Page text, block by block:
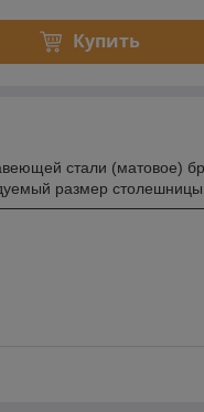
Купить
стали (матовое)
размер